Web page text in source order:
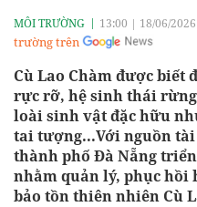
MÔI TRƯỜNG 13:00 | 18/06/2026
trường trên
Cù Lao Chàm được biết
rực rỡ, hệ sinh thái
loài sinh vật đặc hữu
tai tượng...Với nguồn
thành phố Đà Nẵng
nhằm quản lý, phục
bảo tồn thiên nhiên Cù